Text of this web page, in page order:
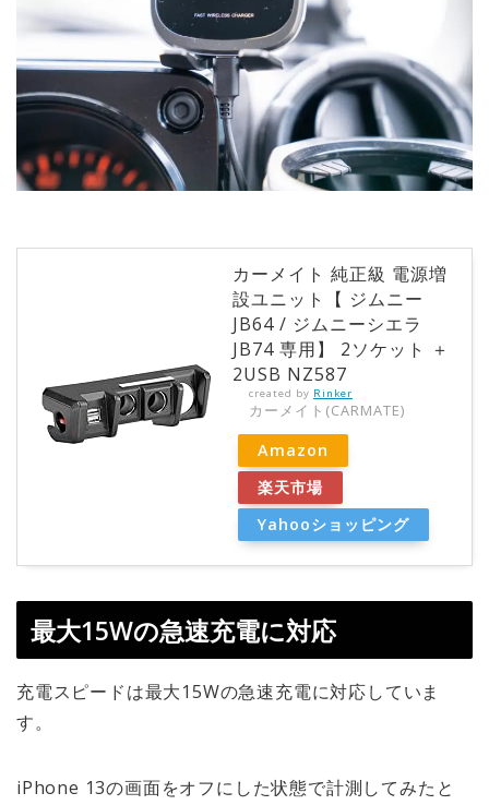
カーメイト 純正級 電源増
設ユニット【 ジムニー
JB64 / ジムニーシエラ
JB74 専用】 2ソケット ＋
2USB NZ587
created by Rinker
カーメイト(CARMATE)
Amazon
楽天市場
Yahooショッピング
最大15Wの急速充電に対応
充電スピードは最大15Wの急速充電に対応していま
す。
iPhone 13の画面をオフにした状態で計測してみたと